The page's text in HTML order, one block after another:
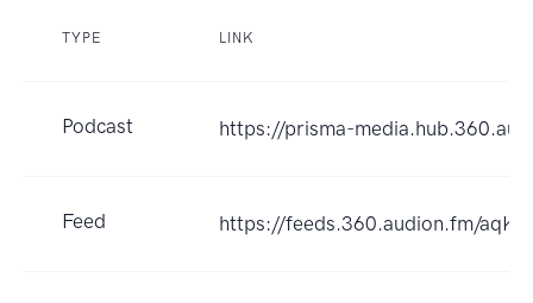
TYPE LINK
Podcast https://prisma-
Feed https://feeds.360.audion.fm/